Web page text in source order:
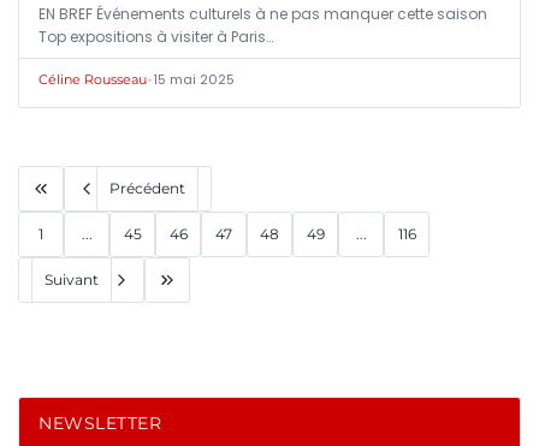
EN BREF Événements culturels à ne pas manquer cette saison
Top expositions à visiter à Paris…
Céline Rousseau•15 mai 2025
Précédent
1 ... 45 46 47 48 49 ... 116
Suivant
NEWSLETTER